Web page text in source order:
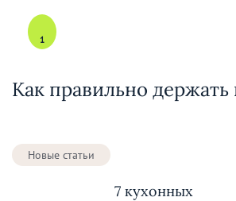
1
Как правильно держать
Новые статьи
7 кухонных